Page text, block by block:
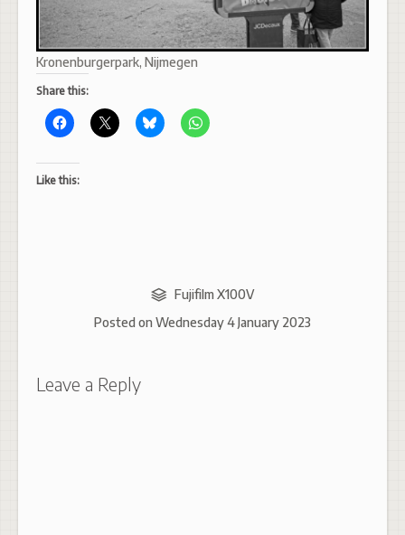
Kronenburgerpark, Nijmegen
Share this:
Like this:
Fujifilm X100V
Posted on Wednesday 4 January 2023
Leave a Reply